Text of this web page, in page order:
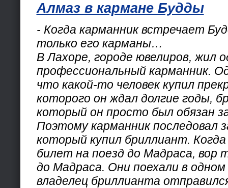
Алмаз в кармане Будды
- Когда карманник встречает
только его карманы…
В Лахоре, городе ювелиров, жил
профессиональный карманник.
что какой-то человек купил
которого он ждал долгие годы,
который он просто был обязан
Поэтому карманник последовал
который купил бриллиант.
билет на поезд до Мадраса, вор
до Мадраса. Они поехали в одном
владелец бриллианта